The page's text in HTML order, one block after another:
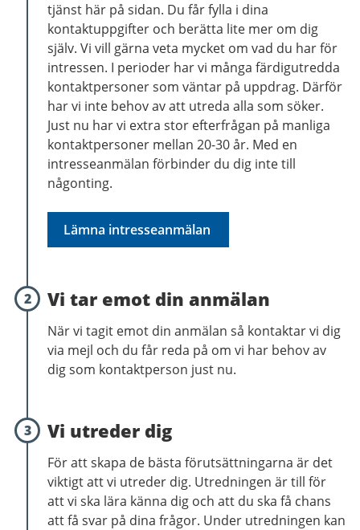
tjänst här på sidan. Du får fylla i dina
kontaktuppgifter och berätta lite mer om dig
själv. Vi vill gärna veta mycket om vad du har för
intressen. I perioder har vi många färdigutredda
kontaktpersoner som väntar på uppdrag. Därför
har vi inte behov av att utreda alla som söker.
Just nu har vi extra stor efterfrågan på manliga
kontaktpersoner mellan 20-30 år. Med en
intresseanmälan förbinder du dig inte till
någonting.
Lämna intresseanmälan
2 Vi tar emot din anmälan
När vi tagit emot din anmälan så kontaktar vi dig
via mejl och du får reda på om vi har behov av
dig som kontaktperson just nu.
3 Vi utreder dig
För att skapa de bästa förutsättningarna är det
viktigt att vi utreder dig. Utredningen är till för
att vi ska lära känna dig och att du ska få chans
att få svar på dina frågor. Under utredningen kan